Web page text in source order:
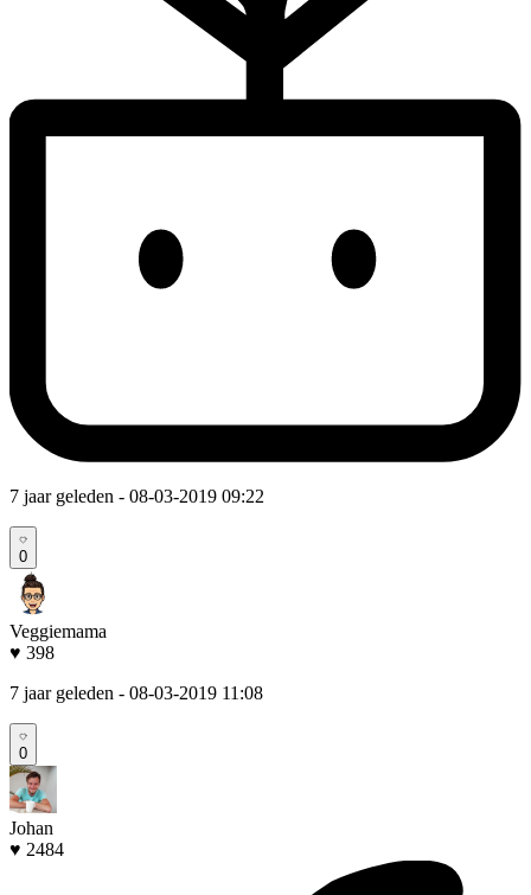
7 jaar geleden - 08-03-2019 09:22
0
Veggiemama
♥ 398
7 jaar geleden - 08-03-2019 11:08
0
Johan
♥ 2484